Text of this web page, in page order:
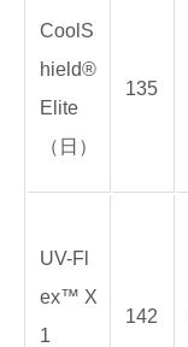
CoolS
hield®
Elite
（日）
135
UV-Fl
ex™ X
1
142